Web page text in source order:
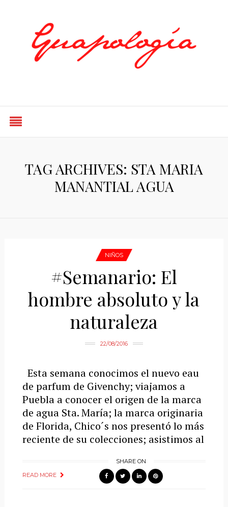
TAG ARCHIVES: STA MARIA
MANANTIAL AGUA
NIÑOS
#Semanario: El
hombre absoluto y la
naturaleza
22/08/2016
Esta semana conocimos el nuevo eau
de parfum de Givenchy; viajamos a
Puebla a conocer el origen de la marca
de agua Sta. María; la marca originaria
de Florida, Chico´s nos presentó lo más
reciente de su colecciones; asistimos al
READ MORE
SHARE ON